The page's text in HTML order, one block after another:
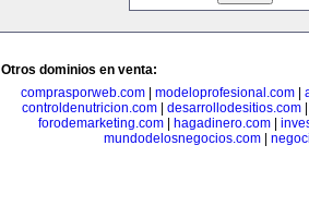
Otros dominios en venta:
comprasporweb.com| modeloprofesional.com|
controldenutricion.com
desarrollodesitios.com
forodemarketing.com| hagadinero.com|
mundodelosnegocios.com